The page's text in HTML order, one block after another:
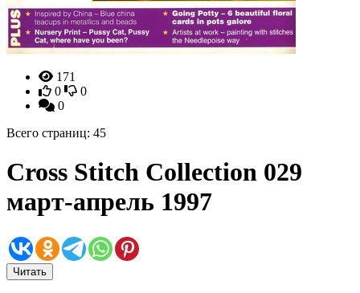
171
0
0
0
Всего страниц: 45
Cross Stitch Collection 029
март-апрель 1997
Читать